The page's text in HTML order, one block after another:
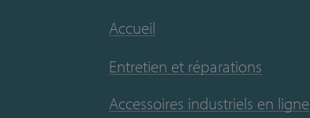
Accueil
Entretien et réparations
Accessoires industriels en ligne